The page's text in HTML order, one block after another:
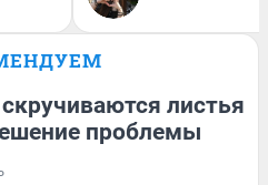
листья
проблемы